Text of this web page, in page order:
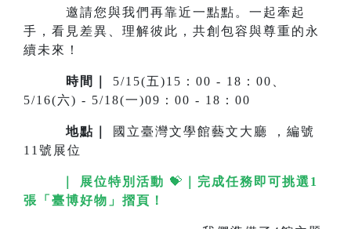
邀請您與我們再靠近一點點。一起牽起
手，看見差異、理解彼此，共創包容與尊重的永
續未來！
時間｜
5/15(五)15：00 - 18：00、
5/16(六) - 5/18(一)09：00 - 18：00
地點
國立臺灣文學館藝文大廳 ，編號
11號展位
｜ 展位特別活動 💝
完成任務即可挑選1
張「臺博好物」摺頁！